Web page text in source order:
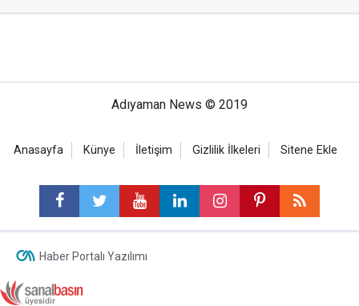
Adıyaman News © 2019
Anasayfa Künye İletişim Gizlilik İlkeleri Sitene Ekle
Haber Portalı Yazılımı